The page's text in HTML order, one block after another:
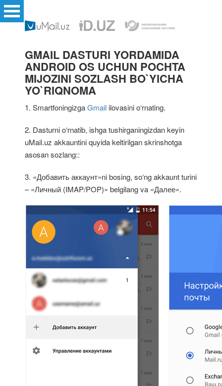
GMAIL DASTURI YORDAMIDA
ANDROID OS UCHUN POCHTA
MIJOZINI SOZLASH BO`YICHA
YO`RIQNOMA
1. SmartfoningizgaGmail ilovasini o‘rnating.
2. Dasturni o‘rnatib, ishga tushirganingizdan keyin
uMail.uz akkauntini quyida keltirilgan skrinshotga
asosan sozlang::
3. «Добавить аккаунт»ni bosing, so‘ng akkaunt turini
– «Личный (IMAP/POP)» belgilang va «Далее».